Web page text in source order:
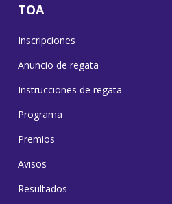
TOA
Inscripciones
Anuncio de regata
Instrucciones de regata
Programa
Premios
Avisos
Resultados